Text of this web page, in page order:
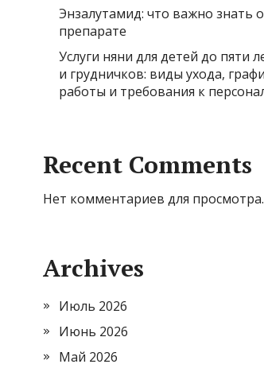
Энзалутамид: что важно знать о
препарате
Услуги няни для детей до пяти
и грудничков: виды ухода,
работы и требования к
Recent Comments
Нет комментариев для просмотра.
Archives
Июль 2026
Июнь 2026
Май 2026